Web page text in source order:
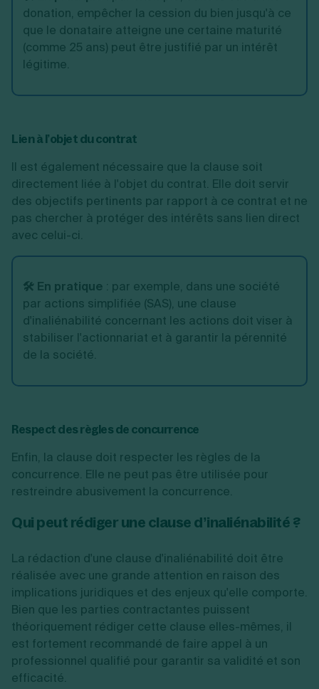
donation, empêcher la cession du bien jusqu'à ce
que le donataire atteigne une certaine maturité
(comme 25 ans) peut être justifié par un intérêt
légitime.
Lien à l’objet du contrat
Il est également nécessaire que la clause soit
directement liée à l'objet du contrat. Elle doit servir
des objectifs pertinents par rapport à ce contrat et ne
pas chercher à protéger des intérêts sans lien direct
avec celui-ci.
🛠️ En pratique : par exemple, dans une société
par actions simplifiée (SAS), une clause
d'inaliénabilité concernant les actions doit viser à
stabiliser l'actionnariat et à garantir la pérennité
de la société.
Respect des règles de concurrence
Enfin, la clause doit respecter les règles de la
concurrence. Elle ne peut pas être utilisée pour
restreindre abusivement la concurrence.
Qui peut rédiger une clause d’inaliénabilité ?
La rédaction d'une clause d'inaliénabilité doit être
réalisée avec une grande attention en raison des
implications juridiques et des enjeux qu'elle comporte.
Bien que les parties contractantes puissent
théoriquement rédiger cette clause elles-mêmes, il
est fortement recommandé de faire appel à un
professionnel qualifié pour garantir sa validité et son
efficacité.